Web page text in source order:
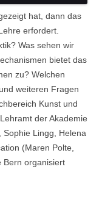
hat, dann das
erfordert.
Was sehen wir
bietet das
zu? Welchen
weiteren Fragen
Kunst und
der Akademie
Sophie Lingg, Helena
(Maren Polte,
Bern organisiert